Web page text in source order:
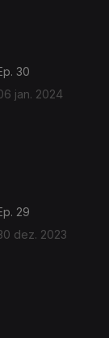
30
jan. 2024
29
dez. 2023